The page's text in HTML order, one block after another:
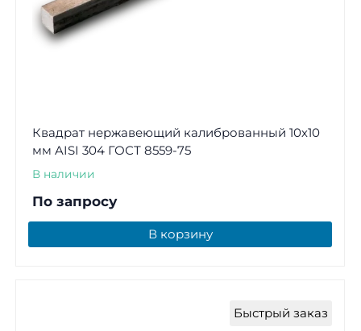
Квадрат нержавеющий калиброванный 10х10
мм AISI 304 ГОСТ 8559-75
В наличии
По запросу
В корзину
Быстрый заказ